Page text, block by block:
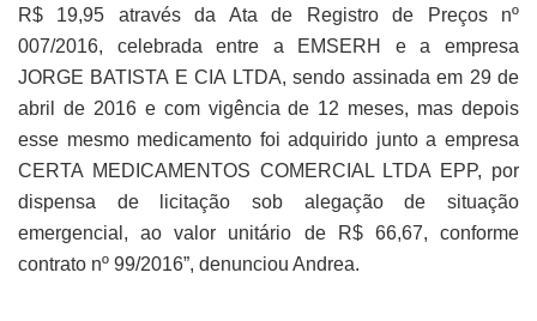
R$ 19,95 através da Ata de Registro de Preços nº
007/2016, celebrada entre a EMSERH e a empresa
JORGE BATISTA E CIA LTDA, sendo assinada em 29 de
abril de 2016 e com vigência de 12 meses, mas depois
esse mesmo medicamento foi adquirido junto a empresa
CERTA MEDICAMENTOS COMERCIAL LTDA EPP, por
dispensa de licitação sob alegação de situação
emergencial, ao valor unitário de R$ 66,67, conforme
contrato nº 99/2016”, denunciou Andrea.